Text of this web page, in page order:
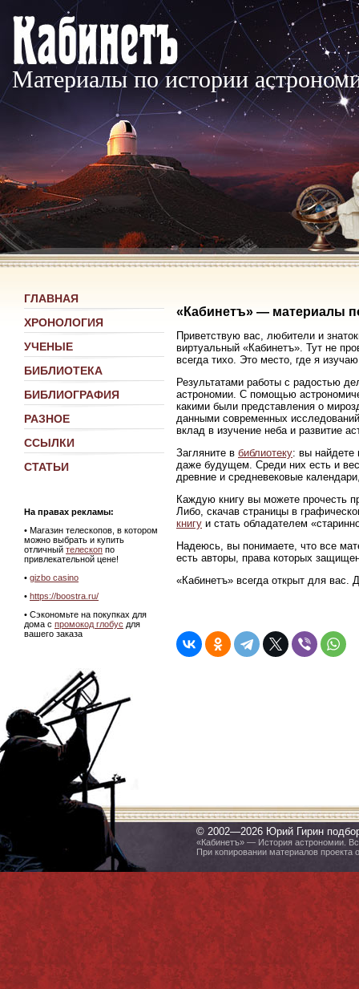
Материалы по истории
ГЛАВНАЯ
ХРОНОЛОГИЯ
УЧЕНЫЕ
БИБЛИОТЕКА
БИБЛИОГРАФИЯ
РАЗНОЕ
ССЫЛКИ
СТАТЬИ
На правах рекламы:
• Магазин телескопов, в котором
можно выбрать и купить
отличный телескоп по
привлекательной цене!
• gizbo casino
• https://boostra.ru/
• Сэкономьте на покупках для
дома с промокод глобус для
вашего заказа
«Кабинетъ» — материалы
Приветствую вас, любители и
виртуальный «Кабинетъ». Тут не
всегда тихо. Это место, где я
Результатами работы с радостью
астрономии. С помощью
какими были представления о
данными современных
вклад в изучение неба и развитие
Загляните в библиотеку: вы найдете
даже будущем. Среди них есть и
древние и средневековые
Каждую книгу вы можете прочесть
Либо, скачав страницы в
книгу и стать обладателем
Надеюсь, вы понимаете, что все
есть авторы, права которых
«Кабинетъ» всегда открыт для вас.
© 2002—2026 Юрий Гирин
«Кабинетъ» — История астрономии.
При копировании материалов проекта